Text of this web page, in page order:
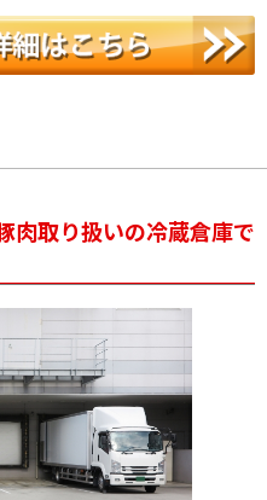
肉取り扱いの冷蔵倉庫で